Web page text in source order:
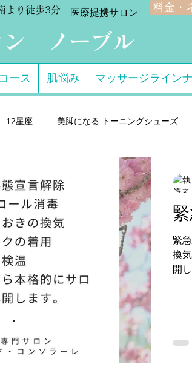
より徒歩3分
ン ノーブル
料金・
​医療提携サロン
ース 肌悩み マッサージライン
12星座 美脚になる トーニングシューズ
芸能関係のお客様体験
サロン・ド・コン 美脚になる セル
ンダル・ミュール 美脚になる ストッキン
美脚セミナー 講演実績
デキるオトコにオススメの靴 美脚
緊
換
開